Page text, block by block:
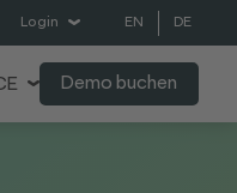
Login EN DE
Demo buchen